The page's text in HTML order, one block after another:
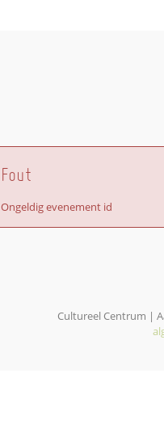
Fout
Ongeldig evenement id
Cultureel Centrum |